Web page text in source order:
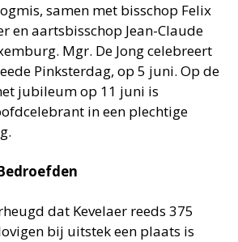
samen met bisschop Felix
en aartsbisschop Jean-Claude
Mgr. De Jong celebreert
Pinksterdag, op 5 juni. Op de
jubileum op 11 juni is
in een plechtige
dat Kevelaer reeds 375
bij uitstek een plaats is